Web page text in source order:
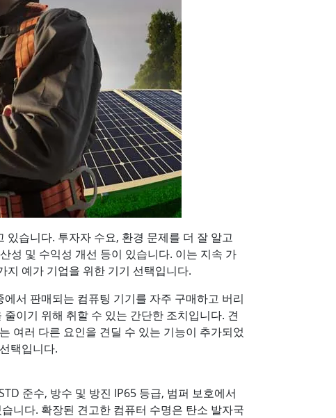
습니다. 투자자 수요, 환경 문제를 더 잘 알고
성 및 수익성 개선 등이 있습니다. 이는 지속 가
지 예가 기업을 위한 기기 선택입니다.
서 판매되는 컴퓨팅 기기를 자주 구매하고 버리
이기 위해 취할 수 있는 간단한 조치입니다. 견
여러 다른 요인을 견딜 수 있는 기능이 추가되었
택입니다.
준수, 방수 및 방진 IP65 등급, 범퍼 보호에서
니다. 확장된 견고한 컴퓨터 수명은 탄소 발자국